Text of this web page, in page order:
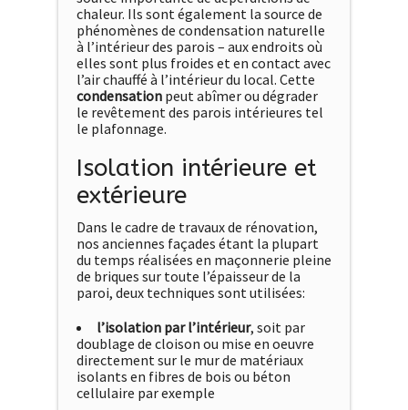
chaleur. Ils sont également la source de
phénomènes de condensation naturelle
à l’intérieur des parois – aux endroits où
elles sont plus froides et en contact avec
l’air chauffé à l’intérieur du local. Cette
condensation peut abîmer ou dégrader
le revêtement des parois intérieures tel
le plafonnage.
Isolation intérieure et
extérieure
Dans le cadre de travaux de rénovation,
nos anciennes façades étant la plupart
du temps réalisées en maçonnerie pleine
de briques sur toute l’épaisseur de la
paroi, deux techniques sont utilisées:
l’isolation par l’intérieur, soit par
doublage de cloison ou mise en oeuvre
directement sur le mur de matériaux
isolants en fibres de bois ou béton
cellulaire par exemple